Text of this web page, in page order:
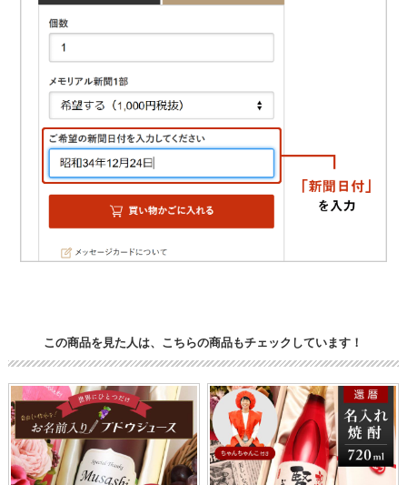
この商品を見た人は、こちらの商品もチェックしています！